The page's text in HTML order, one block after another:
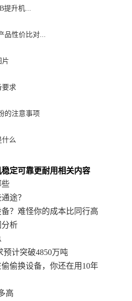
提升机...
品性价比对...
片
要求
的注意事项
什么
定可靠更耐用相关内容
些
途？
？难怪你的成本比同行高
分析
预计突破4850万吨
偷换设备，你还在用10年
高